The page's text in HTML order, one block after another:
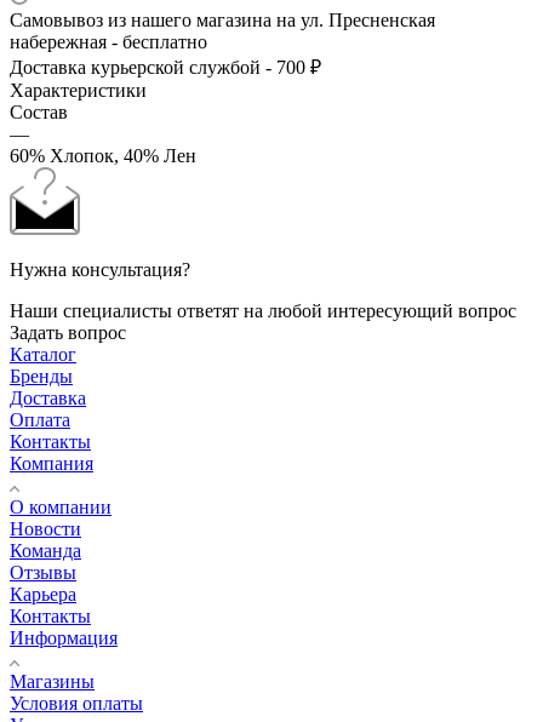
Самовывоз из нашего магазина на ул. Пресненская
набережная - бесплатно
Доставка курьерской службой - 700 ₽
Характеристики
Состав
—
60% Хлопок, 40% Лен
Нужна консультация?
Наши специалисты ответят на любой интересующий вопрос
Задать вопрос
Каталог
Бренды
Доставка
Оплата
Контакты
Компания
О компании
Новости
Команда
Отзывы
Карьера
Контакты
Информация
Магазины
Условия оплаты